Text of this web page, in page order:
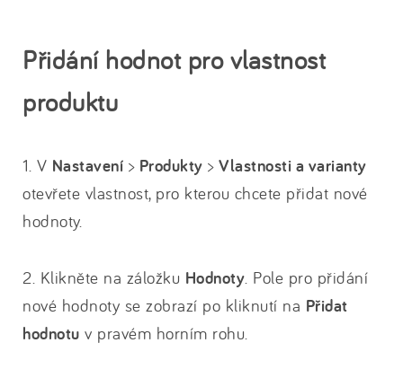
Přidání hodnot pro vlastnost
produktu
1. V Nastavení > Produkty > Vlastnosti a varianty
otevřete vlastnost, pro kterou chcete přidat nové
hodnoty.
2. Klikněte na záložku Hodnoty. Pole pro přidání
nové hodnoty se zobrazí po kliknutí na Přidat
hodnotu v pravém horním rohu.